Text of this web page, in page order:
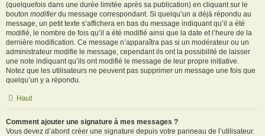
(quelquefois dans une durée limitée après sa publication) en cliquant sur le
bouton modifierdu message correspondant. Si quelqu’un a déjà répondu au
message, un petit texte s’affichera en bas du message indiquant qu’il a été
modifié, le nombre de fois qu’il a été modifié ainsi que la date et l’heure de la
dernière modification. Ce message n’apparaîtra pas si un modérateur ou un
administrateur modifie le message, cependant ils ont la possibilité de laisser
une note indiquant qu’ils ont modifié le message de leur propre initiative.
Notez que les utilisateurs ne peuvent pas supprimer un message une fois que
quelqu’un y a répondu.
Haut
Comment ajouter une signature à mes messages ?
Vous devez d’abord créer une signature depuis votre panneau de l’utilisateur.